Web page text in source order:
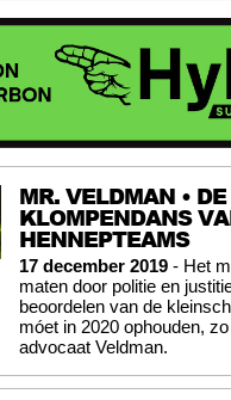
MR. VELDMAN • DE
KLOMPENDANS
HENNEPTEAMS
17 december 2019 - Het
maten door politie en
beoordelen van de
móet in 2020 ophouden,
advocaat Veldman.